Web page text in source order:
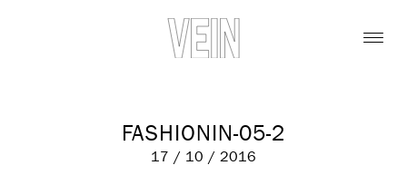
FASHIONIN-05-2
17 / 10 / 2016